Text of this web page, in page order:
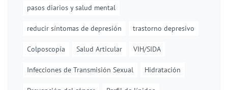
pasos diarios y salud mental
reducir síntomas de depresión trastorno depresivo
Colposcopía Salud Articular VIH/SIDA
Infecciones de Transmisión Sexual Hidratación